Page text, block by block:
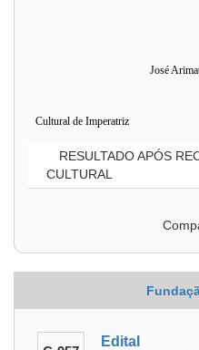
José
Presidente
Cultural de Imperatriz
RESULTADO APÓS
CULTURAL
Edital